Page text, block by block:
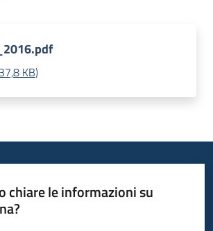
KB)
chiare le informazioni su